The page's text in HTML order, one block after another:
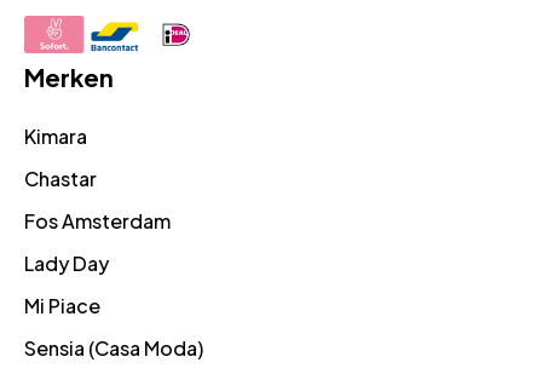
Merken
Kimara
Chastar
Fos Amsterdam
Lady Day
Mi Piace
Sensia (Casa Moda)